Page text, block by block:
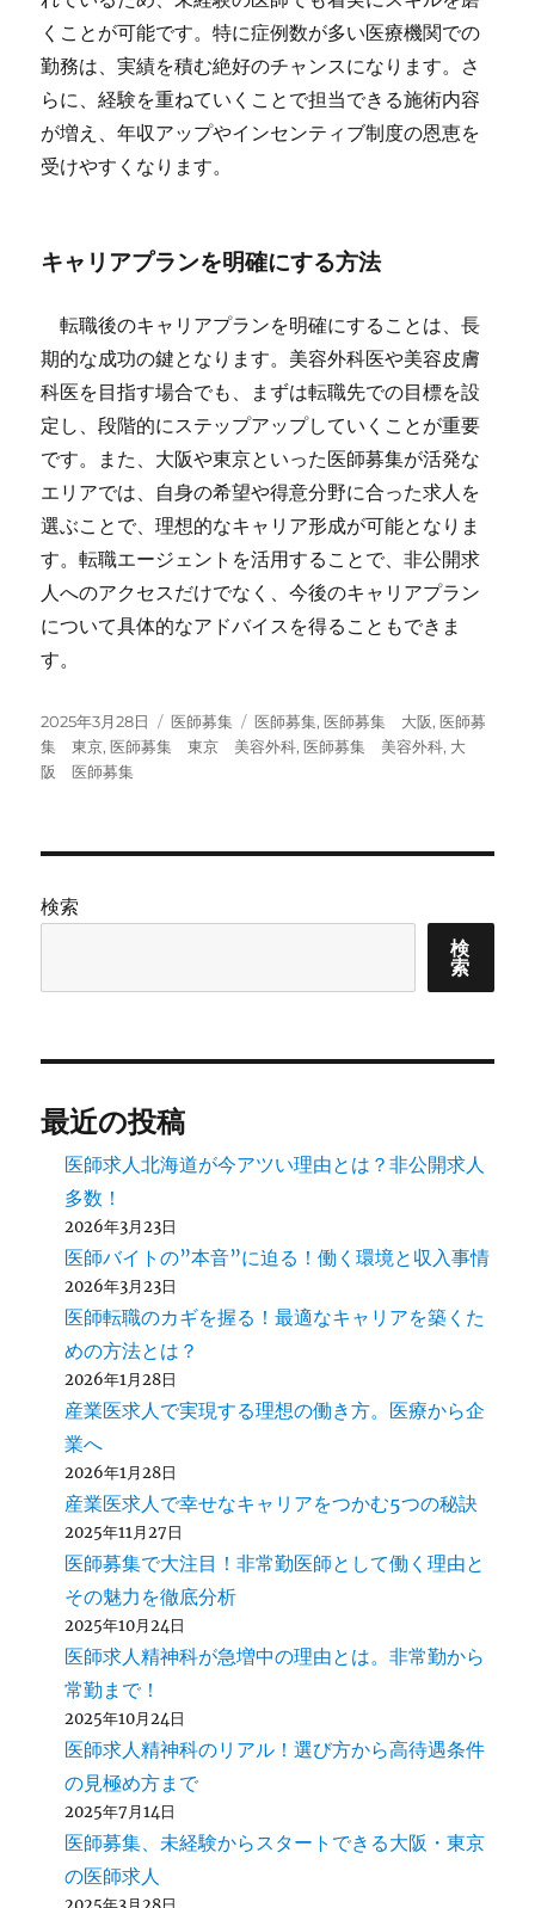
くことが可能です。特に症例数が多い医療機関での
勤務は、実績を積む絶好のチャンスになります。さ
らに、経験を重ねていくことで担当できる施術内容
が増え、年収アップやインセンティブ制度の恩恵を
受けやすくなります。
キャリアプランを明確にする方法
転職後のキャリアプランを明確にすることは、長
期的な成功の鍵となります。美容外科医や美容皮膚
科医を目指す場合でも、まずは転職先での目標を設
定し、段階的にステップアップしていくことが重要
です。また、大阪や東京といった医師募集が活発な
エリアでは、自身の希望や得意分野に合った求人を
選ぶことで、理想的なキャリア形成が可能となりま
す。転職エージェントを活用することで、非公開求
人へのアクセスだけでなく、今後のキャリアプラン
について具体的なアドバイスを得ることもできま
す。
投
稿
日:
2025年3月28日
カ
テ
医師募集
タ
グ
医師募集, 医師募集 大阪, 医師募
集 東京, 医師募集 東京 美容外科, 医師募集 美容外科, 大
阪 医師募集
検索
検
索
最近の投稿
医師求人北海道が今アツい理由とは？非公開求人
多数！
2026年3月23日
医師バイトの”本音”に迫る！働く環境と収入事情
2026年3月23日
医師転職のカギを握る！最適なキャリアを築くた
めの方法とは？
2026年1月28日
産業医求人で実現する理想の働き方。医療から企
業へ
2026年1月28日
産業医求人で幸せなキャリアをつかむ5つの秘訣
2025年11月27日
医師募集で大注目！非常勤医師として働く理由と
その魅力を徹底分析
2025年10月24日
医師求人精神科が急増中の理由とは。非常勤から
常勤まで！
2025年10月24日
医師求人精神科のリアル！選び方から高待遇条件
の見極め方まで
2025年7月14日
医師募集、未経験からスタートできる大阪・東京
の医師求人